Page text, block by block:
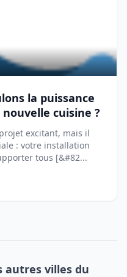
la puissance
cuisine ?
excitant, mais il
: votre installation
tous [&#82...
autres villes du